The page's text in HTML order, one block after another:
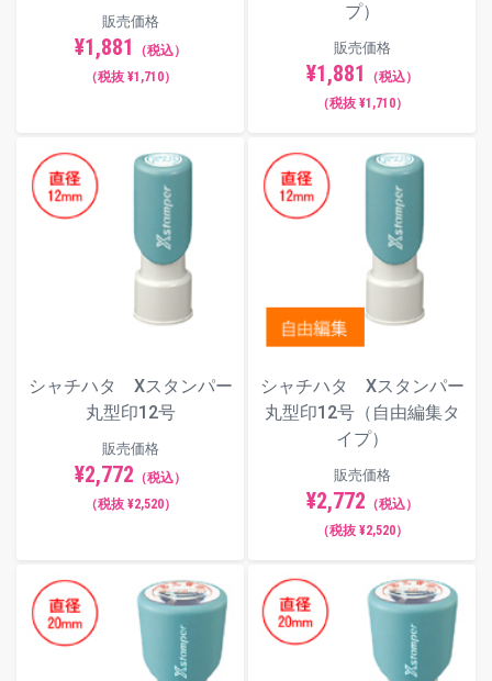
販売価格
¥1,881
（税込）
（税抜 ¥1,710）
プ）
販売価格
¥1,881
（税込）
（税抜 ¥1,710）
シャチハタ Xスタンパー
丸型印12号
販売価格
¥2,772 （税込）
（税抜 ¥2,520）
シャチハタ Xスタンパー
丸型印12号（自由編集タ
イプ）
販売価格
¥2,772 （税込）
（税抜 ¥2,520）